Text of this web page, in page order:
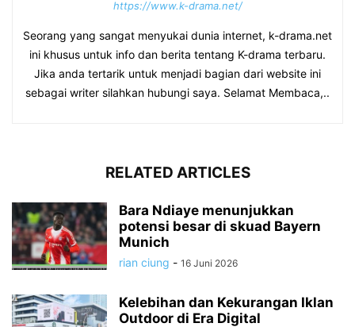
https://www.k-drama.net/
Seorang yang sangat menyukai dunia internet, k-drama.net
ini khusus untuk info dan berita tentang K-drama terbaru.
Jika anda tertarik untuk menjadi bagian dari website ini
sebagai writer silahkan hubungi saya. Selamat Membaca,..
RELATED ARTICLES
Bara Ndiaye menunjukkan
potensi besar di skuad Bayern
Munich
rian ciung - 16 Juni 2026
Kelebihan dan Kekurangan Iklan
Outdoor di Era Digital